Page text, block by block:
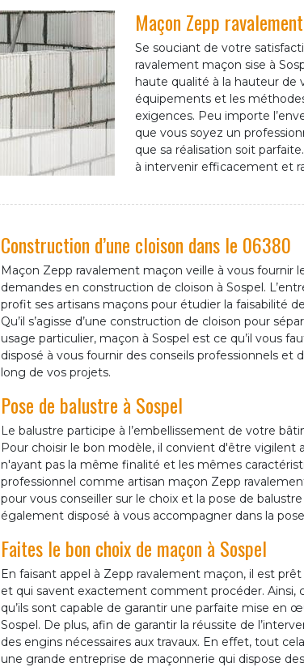
Maçon Zepp
Se souciant de votre
ravalement maçon sise à
haute qualité à la hauteur de
équipements et les
exigences. Peu importe
que vous soyez un
que sa réalisation soit
à intervenir efficacement et
Construction d’une cloison dans le 06380
Maçon Zepp ravalement maçon veille à vous fournir
demandes en construction de cloison à Sospel.
profit ses artisans maçons pour étudier la faisabilité
Qu’il s’agisse d’une construction de cloison pour
usage particulier, maçon à Sospel est ce qu’il vous
disposé à vous fournir des conseils professionnels
long de vos projets.
Pose de balustre à Sospel
Le balustre participe à l’embellissement de votre
Pour choisir le bon modèle, il convient d'être vigilent
n'ayant pas la même finalité et les mêmes
professionnel comme artisan maçon Zepp
pour vous conseiller sur le choix et la pose de
également disposé à vous accompagner dans la
Faites le bon choix de maçon à Sospel
En faisant appel à Zepp ravalement maçon, il est
et qui savent exactement comment procéder.
qu’ils sont capable de garantir une parfaite mise en
Sospel. De plus, afin de garantir la réussite de
des engins nécessaires aux travaux. En effet, tout
une grande entreprise de maçonnerie qui dispose